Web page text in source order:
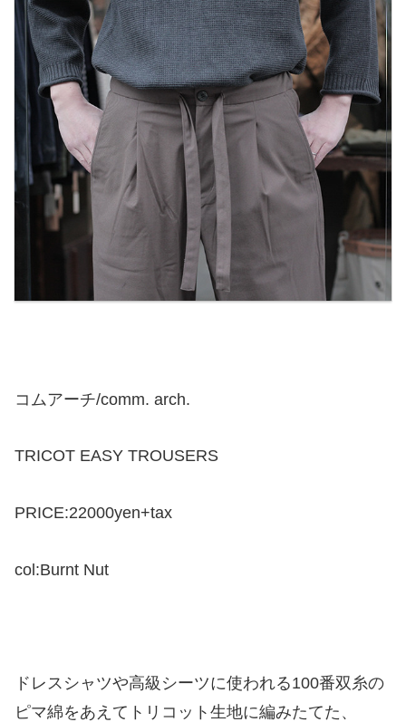
コムアーチ/comm. arch.
TRICOT EASY TROUSERS
PRICE:22000yen+tax
col:Burnt Nut
ドレスシャツや高級シーツに使われる100番双糸の
ピマ綿をあえてトリコット生地に編みたてた、